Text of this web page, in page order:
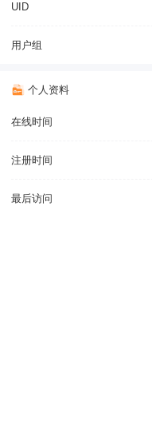
UID
用户组
个人资料
在线时间
注册时间
最后访问